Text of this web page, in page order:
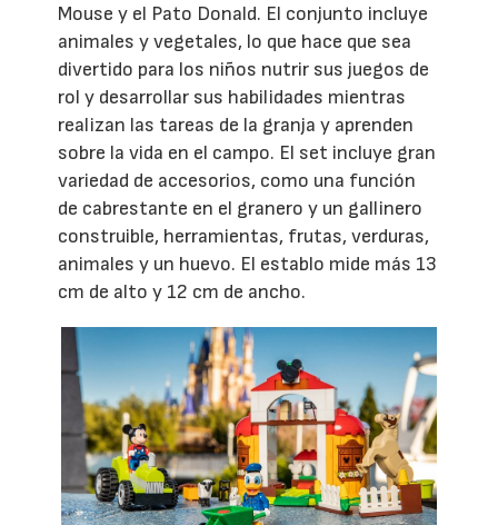
Mouse y el Pato Donald. El conjunto incluye
animales y vegetales, lo que hace que sea
divertido para los niños nutrir sus juegos de
rol y desarrollar sus habilidades mientras
realizan las tareas de la granja y aprenden
sobre la vida en el campo. El set incluye gran
variedad de accesorios, como una función
de cabrestante en el granero y un gallinero
construible, herramientas, frutas, verduras,
animales y un huevo. El establo mide más 13
cm de alto y 12 cm de ancho.